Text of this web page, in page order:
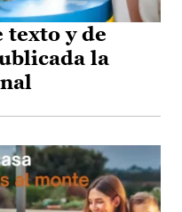
texto y de
la